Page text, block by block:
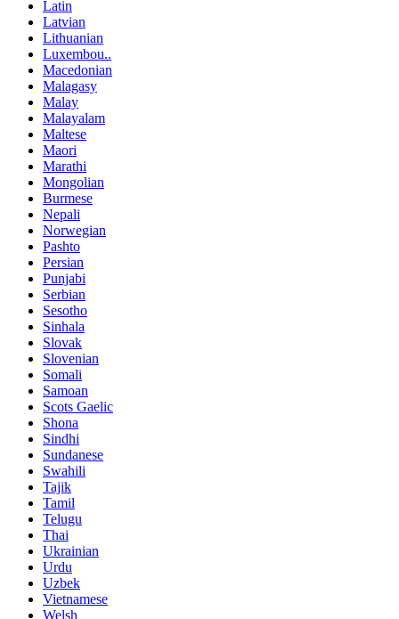
Latin
Latvian
Lithuanian
Luxembou..
Macedonian
Malagasy
Malay
Malayalam
Maltese
Maori
Marathi
Mongolian
Burmese
Nepali
Norwegian
Pashto
Persian
Punjabi
Serbian
Sesotho
Sinhala
Slovak
Slovenian
Somali
Samoan
Scots Gaelic
Shona
Sindhi
Sundanese
Swahili
Tajik
Tamil
Telugu
Thai
Ukrainian
Urdu
Uzbek
Vietnamese
Welsh